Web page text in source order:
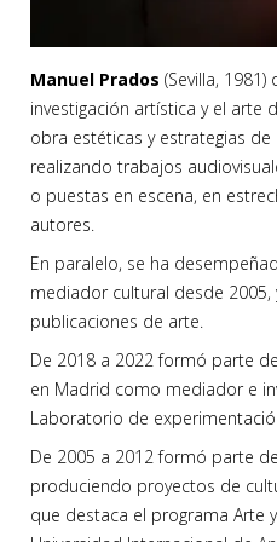
Manuel Prados (Sevilla,
investigación artística y el arte
obra estéticas y estrategias de
realizando trabajos
o puestas en escena, en
autores.
En paralelo, se ha
mediador cultural desde
publicaciones de arte.
De 2018 a 2022 formó parte
en Madrid como mediador e
Laboratorio de
De 2005 a 2012 formó parte
produciendo proyectos de
que destaca el programa Arte